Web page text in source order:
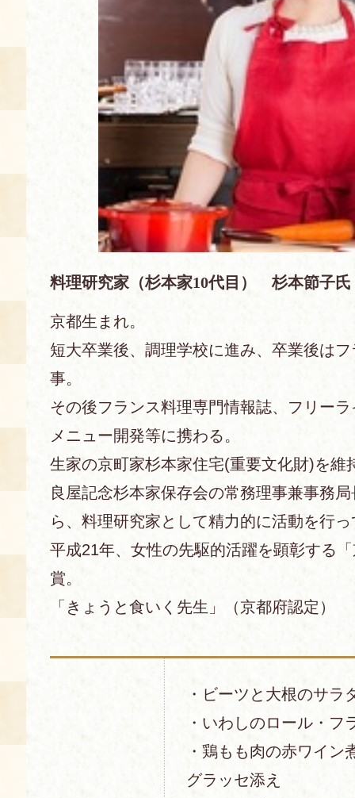
講演会付き料理教室
あじわい館弁当
料理研究家（杉本家10代目） 杉本節子氏
京都生まれ。
短大卒業後、調理学校に進み、卒業後は
事。
その後フランス料理専門情報誌、フリー
メニュー開発等に携わる。
生家の京町家杉本家住宅(重要文化財)を維
良屋記念杉本家保存会の常務理事兼事務
ら、料理研究家として精力的に活動を行
平成21年、女性の先駆的活躍を顕彰する
賞。
「きょうと食いく先生」（京都府認定）
・ビーツと大根のサラ
・いわしのロール・フ
・鶏もも肉の赤ワイ
グラッセ添え